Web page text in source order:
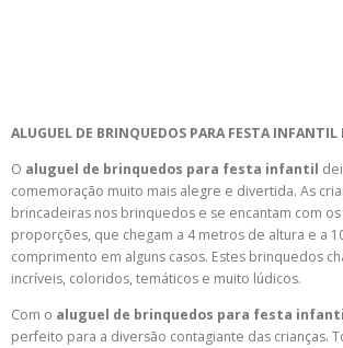
ALUGUEL DE BRINQUEDOS PARA FESTA
O aluguel de brinquedos para festa infantil
comemoração muito mais alegre e divertida. As
brincadeiras nos brinquedos e se encantam com
proporções, que chegam a 4 metros de altura e a
comprimento em alguns casos. Estes brinquedos
incríveis, coloridos, temáticos e muito lúdicos.
Com o aluguel de brinquedos para festa
perfeito para a diversão contagiante das crianças.